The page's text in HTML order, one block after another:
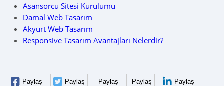
Asansörcü Sitesi Kurulumu
Damal Web Tasarım
Akyurt Web Tasarım
Responsive Tasarım Avantajları Nelerdir?
Paylaş Paylaş Paylaş Paylaş Paylaş